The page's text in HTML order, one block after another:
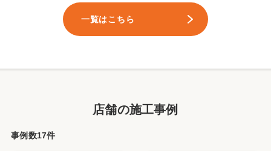
一覧はこちら
店舗の施工事例
事例数17件